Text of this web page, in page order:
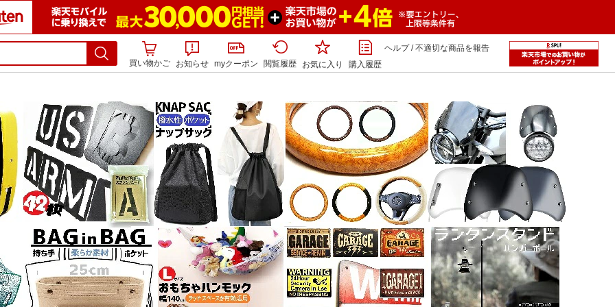
買い物かご お知らせ myクーポン 閲覧履歴 お気に入り 購入履歴
ヘルプ/不適切な商品を報告